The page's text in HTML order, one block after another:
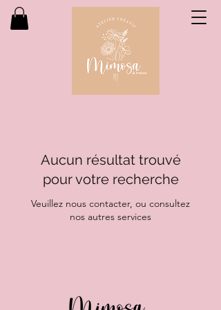
Aucun résultat trouvé
pour votre recherche
Veuillez nous contacter, ou consultez
nos autres services